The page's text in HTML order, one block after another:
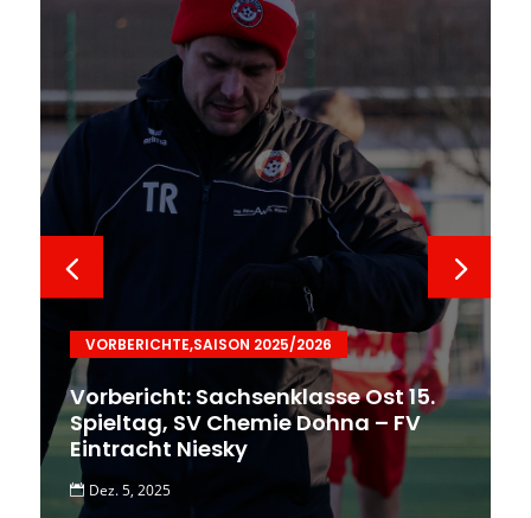
VORBERICHTE,SAISON 2025/2026
Vorbericht: Sachsenklasse Ost 15.
Spieltag, SV Chemie Dohna – FV
Eintracht Niesky
 Dez. 5, 2025